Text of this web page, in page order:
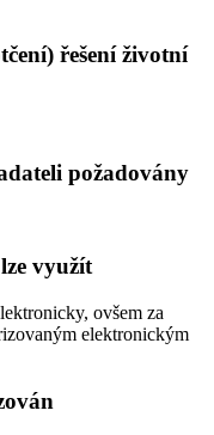
řešení životní
požadovány
využít
ovšem za
elektronickým